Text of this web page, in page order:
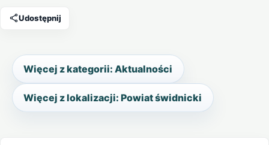
Udostępnij
Więcej z kategorii: Aktualności
Więcej z lokalizacji: Powiat świdnicki